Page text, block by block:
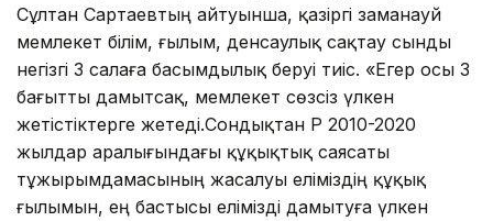
Сұлтан Сартаевтың айтуынша, қазіргі заманауй
мемлекет білім, ғылым, денсаулық сақтау сынды
негізгі 3 салаға басымдылық беруі тиіс. «Егер осы 3
бағытты дамытсақ, мемлекет сөзсіз үлкен
жетістіктерге жетеді.Сондықтан ҚР 2010-2020
жылдар аралығындағы құқықтық саясаты
тұжырымдамасының жасалуы еліміздің құқық
ғылымын, ең бастысы елімізді дамытуға үлкен